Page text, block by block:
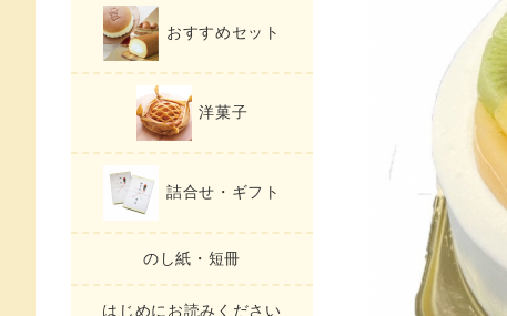
おすすめセット
洋菓子
詰合せ・ギフト
のし紙・短冊
はじめにお読みください